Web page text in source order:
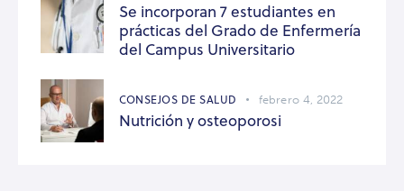
Se incorporan 7 estudiantes en
prácticas del Grado de Enfermería
del Campus Universitario
CONSEJOS DE SALUD febrero 4, 2022
Nutrición y osteoporosi